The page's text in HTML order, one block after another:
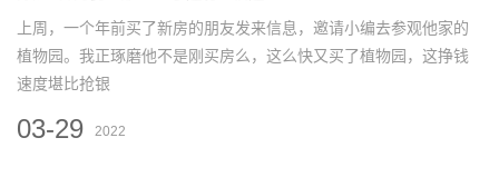
上周，一个年前买了新房的朋友发来信息，邀请小编去参观他家的
植物园。我正琢磨他不是刚买房么，这么快又买了植物园，这挣钱
速度堪比抢银
03-29 2022